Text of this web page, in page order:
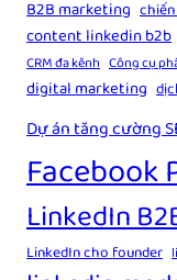
B2B marketing
content linkedin b2b
CRM đa kênh Công cụ
digital marketing
Dự án tăng cường
Facebook
LinkedIn
LinkedIn cho founder